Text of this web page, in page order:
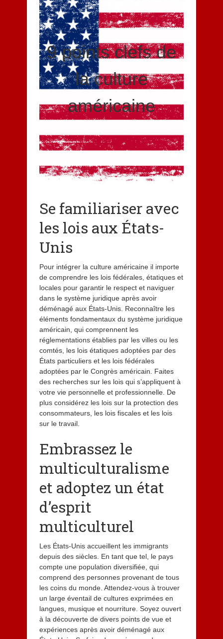
9 points clefs de
la culture
américaine
Se familiariser avec
les lois aux États-
Unis
Pour intégrer la culture américaine il importe
de comprendre les lois fédérales, étatiques et
locales pour garantir le respect et naviguer
dans le système juridique après avoir
déménagé aux États-Unis. Reconnaître les
éléments fondamentaux du système juridique
américain, qui comprennent les
réglementations établies par les villes ou les
comtés, les lois étatiques adoptées par des
États particuliers et les lois fédérales
adoptées par le Congrès américain. Faites
des recherches sur les lois qui s’appliquent à
votre vie personnelle et professionnelle. De
plus considérez les lois sur la protection des
consommateurs, les lois fiscales et les lois
sur le travail.
Embrassez le
multiculturalisme
et adoptez un état
d’esprit
multiculturel
Les États-Unis accueillent les immigrants
depuis des siècles. En tant que tel, le pays
compte une population diversifiée, qui
comprend des personnes provenant de tous
les coins du monde. Attendez-vous à trouver
un large éventail de cultures exprimées en
langues, musique et nourriture. Soyez ouvert
à la découverte de divers points de vue et
expériences après avoir déménagé aux